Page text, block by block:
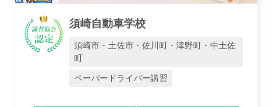
須崎自動車学校
須崎市・土佐市・佐川町・津野町・中土佐
町
ペーパードライバー講習